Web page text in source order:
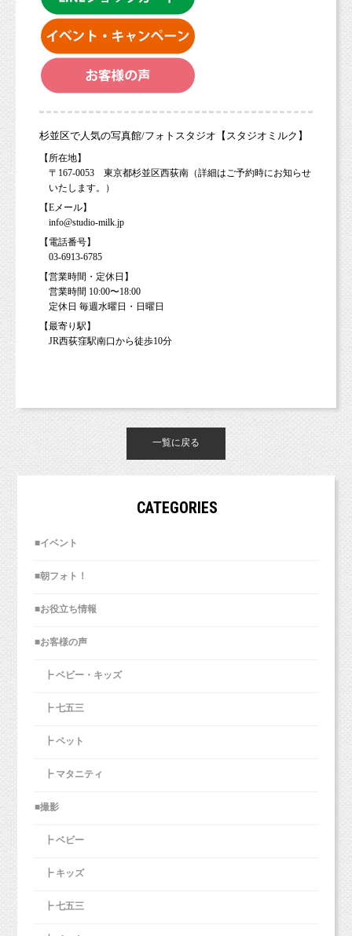
杉並区で人気の写真館/フォトスタジオ【スタジオミルク】
【所在地】
〒167-0053 東京都杉並区西荻南（詳細はご予約時にお知らせ
いたします。）
【Eメール】
info@studio-milk.jp
【電話番号】
03-6913-6785
【営業時間・定休日】
営業時間 10:00〜18:00
定休日 毎週水曜日・日曜日
【最寄り駅】
JR西荻窪駅南口から徒歩10分
一覧に戻る
CATEGORIES
■イベント
■朝フォト！
■お役立ち情報
■お客様の声
┣ ベビー・キッズ
┣ 七五三
┣ ペット
┣ マタニティ
■撮影
┣ ベビー
┣ キッズ
┣ 七五三